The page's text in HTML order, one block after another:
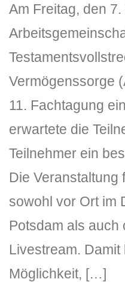
Am Freitag, den
Vermögenssorge
11. Fachtagung
erwartete die
Teilnehmer ein
Die Veranstaltung
sowohl vor Ort im
Potsdam als auch
Livestream. Damit
Möglichkeit, […]